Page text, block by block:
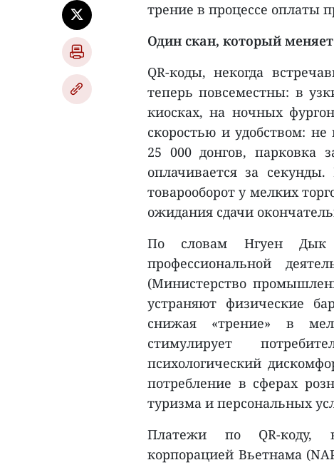
трение в процессе оплаты
Один скан, который
QR-коды, некогда
теперь повсеместны: в
киосках, на ночных
скоростью и удобством:
25 000 донгов,
оплачивается за
товарооборот у мелких
ожидания сдачи
По словам Нгуен Дык
профессиональной
(Министерство
устраняют физические
снижая «трение» в
стимулирует
психологический
потребление в сферах
туризма и персональных
Платежи по QR-коду,
корпорацией Вьетнама